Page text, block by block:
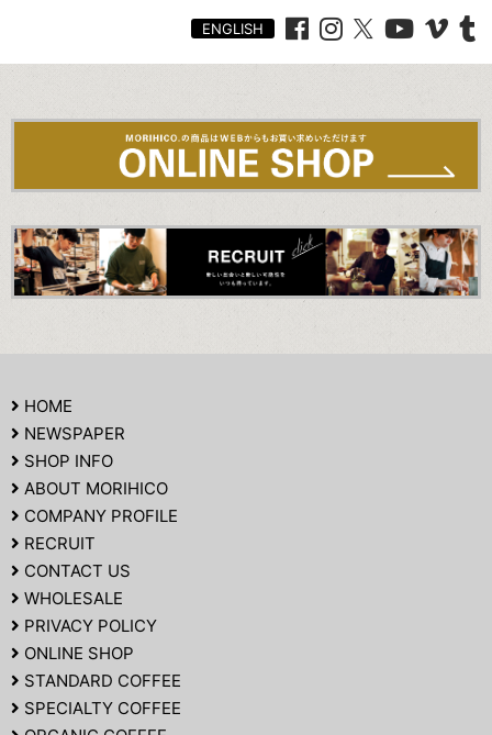
ENGLISH
HOME
NEWSPAPER
SHOP INFO
ABOUT MORIHICO
COMPANY PROFILE
RECRUIT
CONTACT US
WHOLESALE
PRIVACY POLICY
ONLINE SHOP
STANDARD COFFEE
SPECIALTY COFFEE